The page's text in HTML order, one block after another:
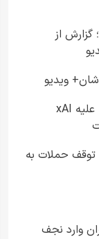
از
ویدیو
وزارت دادگستری آمریکا: شکایت NAACP علیه xAI
توقف حملات به
وارد نجف